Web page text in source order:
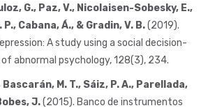
G., Paz, V., Nicolaisen-Sobesky, E.,
Cabana, Á., & Gradin, V. B.(2019).
A study using a social decision-
abnormal psychology, 128(3), 234.
M. T., Sáiz, P. A., Parellada,
J.(2015). Banco de instrumentos